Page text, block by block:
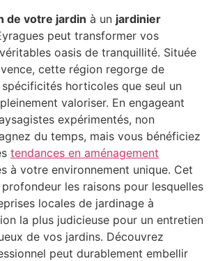
de votre jardin à un jardinier
peut transformer vos
oasis de tranquillité. Située
cette région regorge de
horticoles que seul un
valoriser. En engageant
expérimentés, non
du temps, mais vous bénéficiez
tendances en aménagement
à votre environnement unique. Cet
les raisons pour lesquelles
locales de jardinage à
la plus judicieuse pour un entretien
de vos jardins. Découvrez
peut durablement embellir